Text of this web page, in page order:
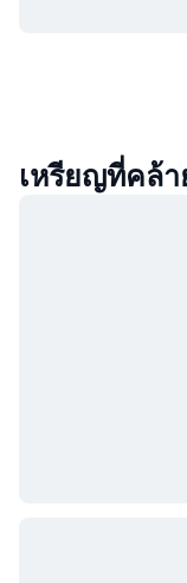
เหรียญที่คล้